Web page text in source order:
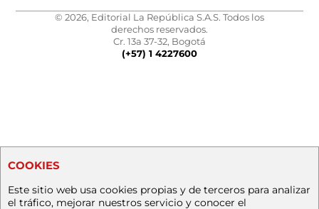
© 2026, Editorial La República S.A.S. Todos los
derechos reservados.
Cr. 13a 37-32, Bogotá
(+57) 1 4227600
COOKIES
Este sitio web usa cookies propias y de terceros para analizar
el tráfico, mejorar nuestros servicio y conocer el